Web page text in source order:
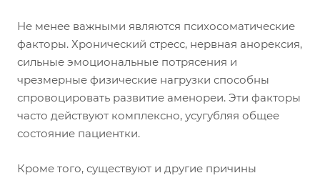
Не менее важными являются психосоматические
факторы. Хронический стресс, нервная анорексия,
сильные эмоциональные потрясения и
чрезмерные физические нагрузки способны
спровоцировать развитие аменореи. Эти факторы
часто действуют комплексно, усугубляя общее
состояние пациентки.
Кроме того, существуют и другие причины